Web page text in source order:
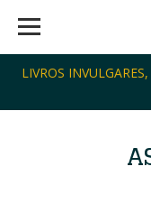
LIVROS